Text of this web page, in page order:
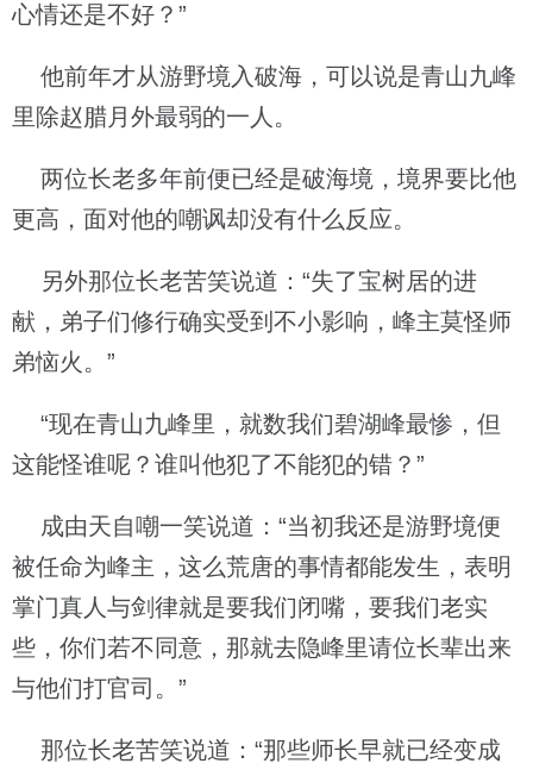
心情还是不好？”
他前年才从游野境入破海，可以说是青山九峰
里除赵腊月外最弱的一人。
两位长老多年前便已经是破海境，境界要比他
更高，面对他的嘲讽却没有什么反应。
另外那位长老苦笑说道：“失了宝树居的进
献，弟子们修行确实受到不小影响，峰主莫怪师
弟恼火。”
“现在青山九峰里，就数我们碧湖峰最惨，但
这能怪谁呢？谁叫他犯了不能犯的错？”
成由天自嘲一笑说道：“当初我还是游野境便
被任命为峰主，这么荒唐的事情都能发生，表明
掌门真人与剑律就是要我们闭嘴，要我们老实
些，你们若不同意，那就去隐峰里请位长辈出来
与他们打官司。”
那位长老苦笑说道：“那些师长早就已经变成